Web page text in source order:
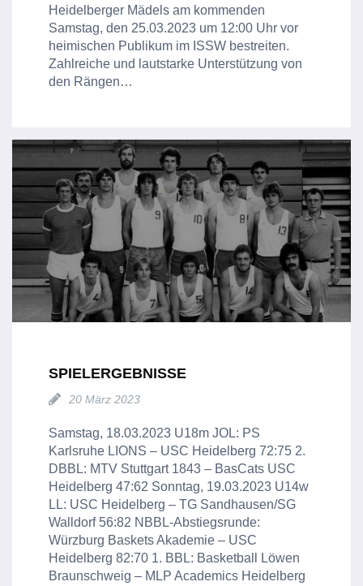
Heidelberger Mädels am kommenden
Samstag, den 25.03.2023 um 12:00 Uhr vor
heimischen Publikum im ISSW bestreiten.
Zahlreiche und lautstarke Unterstützung von
den Rängen…
SPIELERGEBNISSE
20 März 2023
Samstag, 18.03.2023 U18m JOL: PS
Karlsruhe LIONS – USC Heidelberg 72:75 2.
DBBL: MTV Stuttgart 1843 – BasCats USC
Heidelberg 47:62 Sonntag, 19.03.2023 U14w
LL: USC Heidelberg – TG Sandhausen/SG
Walldorf 56:82 NBBL-Abstiegsrunde:
Würzburg Baskets Akademie – USC
Heidelberg 82:70 1. BBL: Basketball Löwen
Braunschweig – MLP Academics Heidelberg